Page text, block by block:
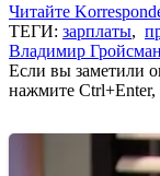
Читайте
ТЕГИ: зарплаты,
Владимир Гройсман
Если вы заметили
нажмите Ctrl+Enter,